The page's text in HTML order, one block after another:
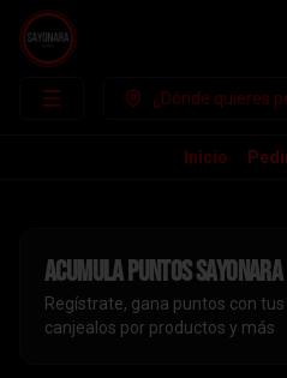
¿Dónde quieres
Inicio
Acumulapuntos sayonara
Regístrate, gana puntos con
canjealos por productos y más